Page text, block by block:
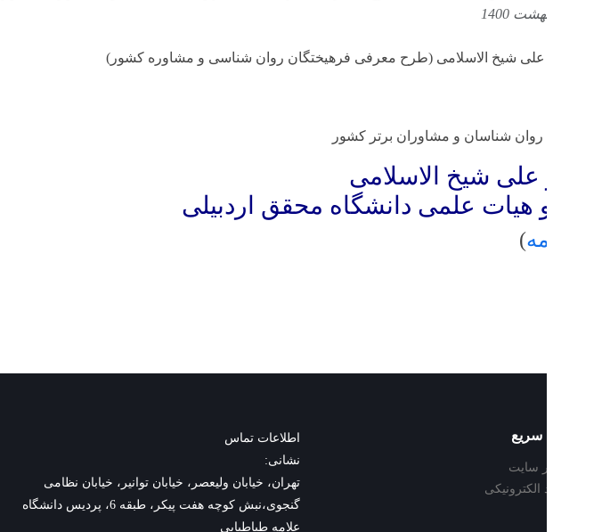
شناسان و مشاوران برتر کشور
علی شیخ الاسلامی
علمی دانشگاه محقق اردبیلی
اطلاعات تماس
تهران، خیابان ولیعصر، خیابان توانیر، خیابان نظامی
گنجوی،نبش کوچه هفت پیکر، طبقه 6، پردیس دانشگاه
علامه طباطبایی